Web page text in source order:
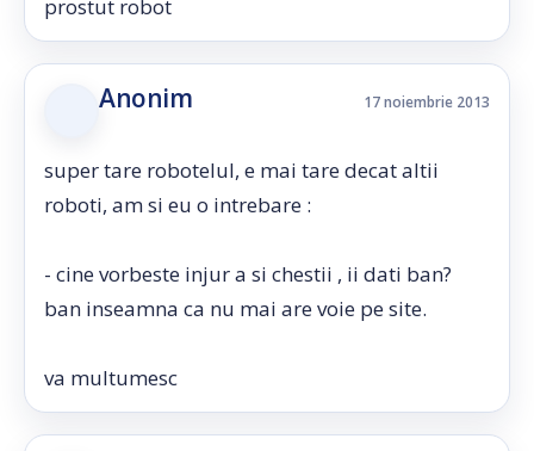
prostut robot
Anonim 17 noiembrie 2013
super tare robotelul, e mai tare decat altii
roboti, am si eu o intrebare :
- cine vorbeste injur a si chestii , ii dati ban?
ban inseamna ca nu mai are voie pe site.
va multumesc